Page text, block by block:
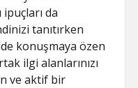
da
tanıtırken
konuşmaya özen
ilgi alanlarınızı
ve aktif bir